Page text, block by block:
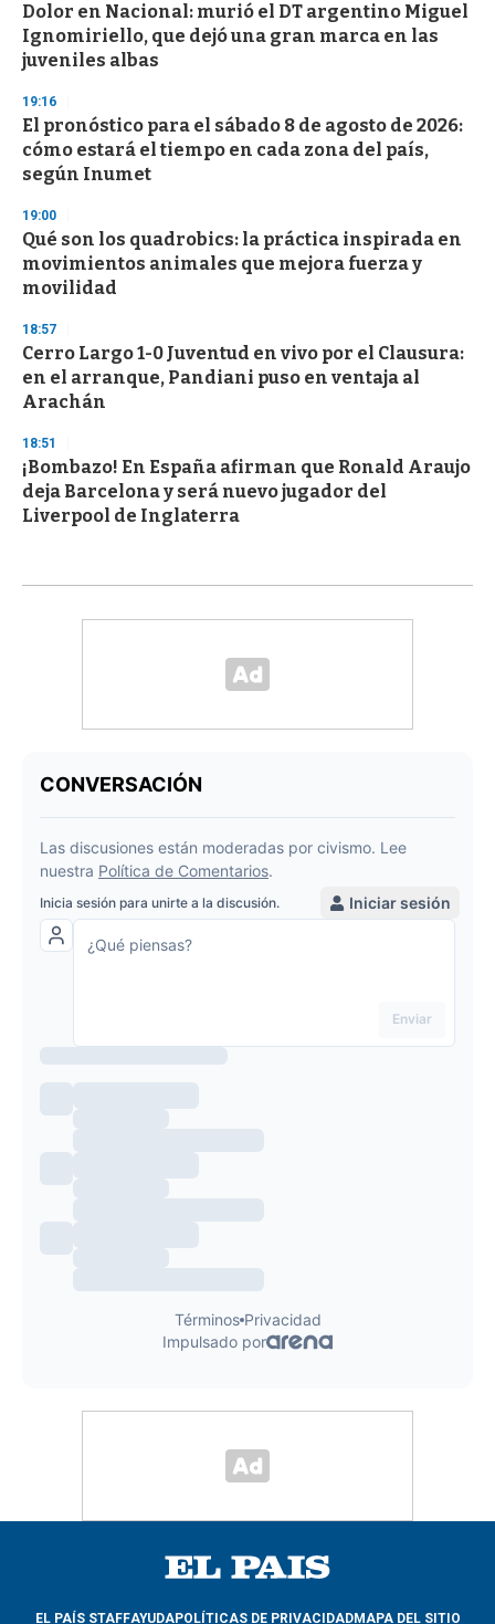
Dolor en Nacional: murió el DT argentino Miguel
Ignomiriello, que dejó una gran marca en las
juveniles albas
19:16
El pronóstico para el sábado 8 de agosto de 2026:
cómo estará el tiempo en cada zona del país,
según Inumet
19:00
Qué son los quadrobics: la práctica inspirada en
movimientos animales que mejora fuerza y
movilidad
18:57
Cerro Largo 1-0 Juventud en vivo por el Clausura:
en el arranque, Pandiani puso en ventaja al
Arachán
18:51
¡Bombazo! En España afirman que Ronald Araujo
deja Barcelona y será nuevo jugador del
Liverpool de Inglaterra
EL PAÍS STAFFAYUDAPOLÍTICAS DE PRIVACIDADMAPA DEL SITIO